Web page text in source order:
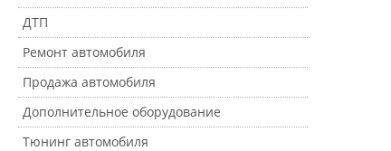
ДТП
Ремонт автомобиля
Продажа автомобиля
Дополнительное оборудование
Тюнинг автомобиля